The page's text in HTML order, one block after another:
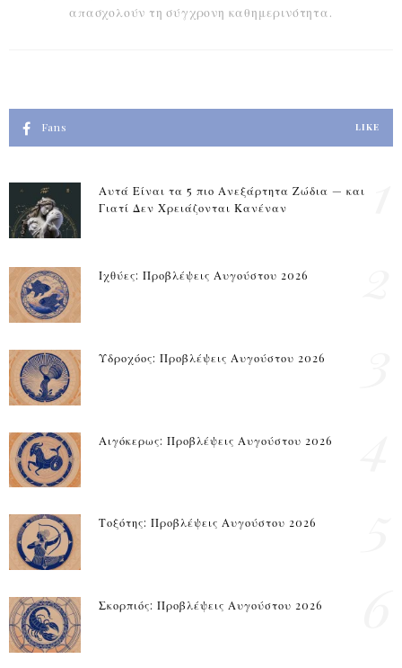
απασχολούν τη σύγχρονη καθημερινότητα.
Fans LIKE
Αυτά Είναι τα 5 πιο Ανεξάρτητα Ζώδια — και
Γιατί Δεν Χρειάζονται Κανέναν
Ιχθύες: Προβλέψεις Αυγούστου 2026
Υδροχόος: Προβλέψεις Αυγούστου 2026
Αιγόκερως: Προβλέψεις Αυγούστου 2026
Τοξότης: Προβλέψεις Αυγούστου 2026
Σκορπιός: Προβλέψεις Αυγούστου 2026